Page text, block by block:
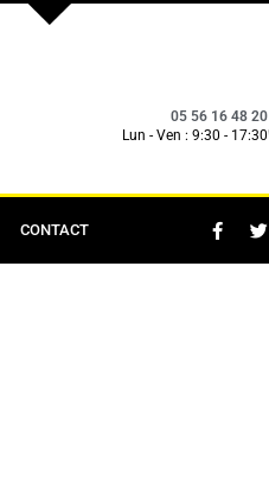
05 56 16 48 20
Lun - Ven : 9:30 - 17:30
CONTACT